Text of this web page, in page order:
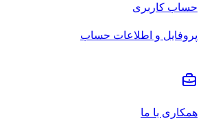
حساب کاربری
پروفایل و اطلاعات حساب
همکاری با ما